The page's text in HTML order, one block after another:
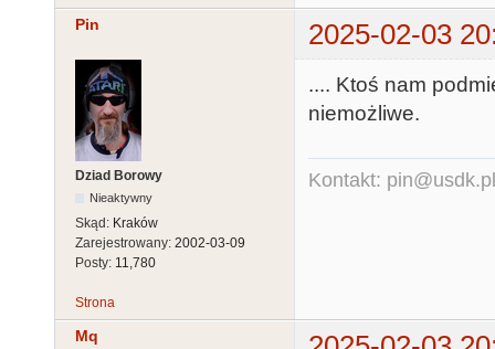
Pin 2025-02-03
Dziad Borowy
Nieaktywny
Skąd: Kraków
Zarejestrowany: 2002-03-09
Posty: 11,780
.... Ktoś nam
niemożliwe.
Kontakt: pin@usdk.pl
Strona
Mq